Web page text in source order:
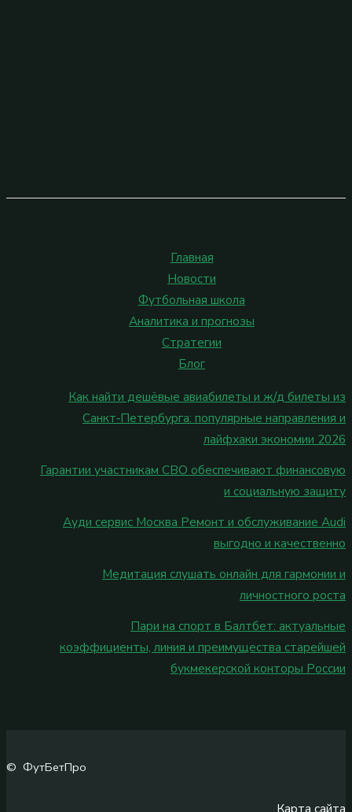
Главная
Новости
Футбольная школа
Аналитика и прогнозы
Стратегии
Блог
Как найти дешёвые авиабилеты и ж/д билеты из
Санкт‑Петербурга: популярные направления и
лайфхаки экономии 2026
Гарантии участникам СВО обеспечивают финансовую
и социальную защиту
Ауди сервис Москва Ремонт и обслуживание Audi
выгодно и качественно
Медитация слушать онлайн для гармонии и
личностного роста
Пари на спорт в Балтбет: актуальные
коэффициенты, линия и преимущества старейшей
букмекерской конторы России
© ФутБетПро
Карта сайта